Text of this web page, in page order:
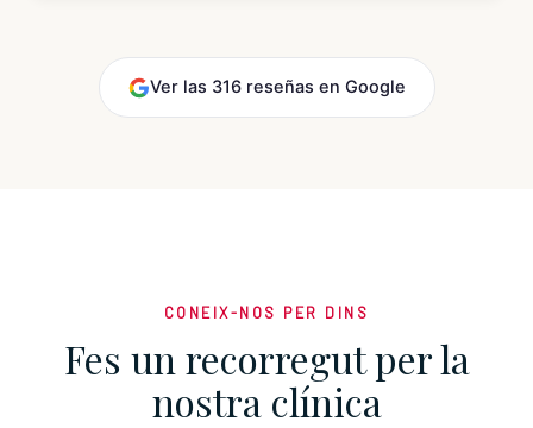
Ver las 316 reseñas en Google
CONEIX-NOS PER DINS
Fes un recorregut per la
nostra clínica